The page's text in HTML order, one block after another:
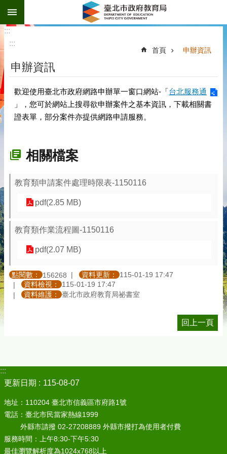
跳到主要內容區塊
:::
:::
首頁 申辦資訊
申辦資訊
歡迎使用臺北市政府網路申辦單一窗口網站-「台北服務通
」，您可於網站上搜尋欲申辦案件之基本資訊，下載相關書
證表單，部分案件亦提供網路申請服務。
相關檔案
教育類申請案件處理時限表-1150116
pdf(2.85 MB)
教育類作業流程圖-1150116
pdf(2.07 MB)
點閱數： 156268 資料更新：
115-01-19 17:47
資料檢視：
115-01-19 17:47
資料維護：
臺北市政府教育局祕書室
回上一頁
:::
更新日期
115-08-07
地址：110204 臺北市信義區市府路1號
電話：臺北市民當家熱線1999
外縣市請撥 02-27208889 外縣市撥打為使用者付費
服務時間：上午8:30-下午5:30
最佳瀏覽解析度為1024x768以上